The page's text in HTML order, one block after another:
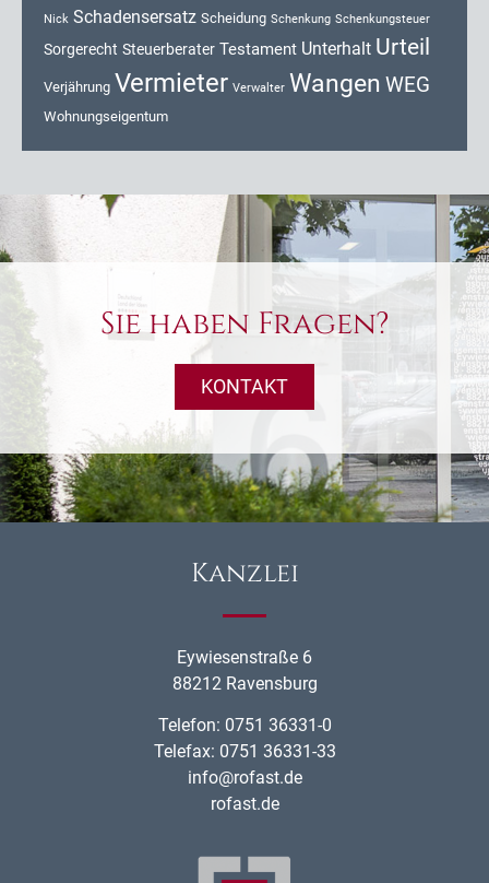
Nick Schadensersatz Scheidung Schenkung Schenkungsteuer
Sorgerecht Steuerberater Testament Unterhalt Urteil
Verjährung Vermieter Verwalter Wangen WEG
Wohnungseigentum
Sie haben Fragen?
KONTAKT
Kanzlei
Eywiesenstraße 6
88212 Ravensburg
Telefon: 0751 36331-0
Telefax: 0751 36331-33
info@rofast.de
rofast.de